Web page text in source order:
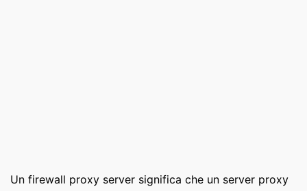
Un firewall proxy server significa che un server proxy